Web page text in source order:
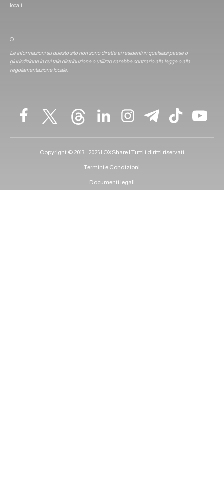
locali.
O
Le informazioni su questo sito non sono dirette ai residenti in qualsiasi paese o
giurisdizione in cui tale distribuzione o utilizzo sarebbe contrario alla legge o alla
regolamentazione locale.
Copyright © 2013 - 2025 | OXShare | Tutti i diritti riservati
Termini e Condizioni
Documenti legali